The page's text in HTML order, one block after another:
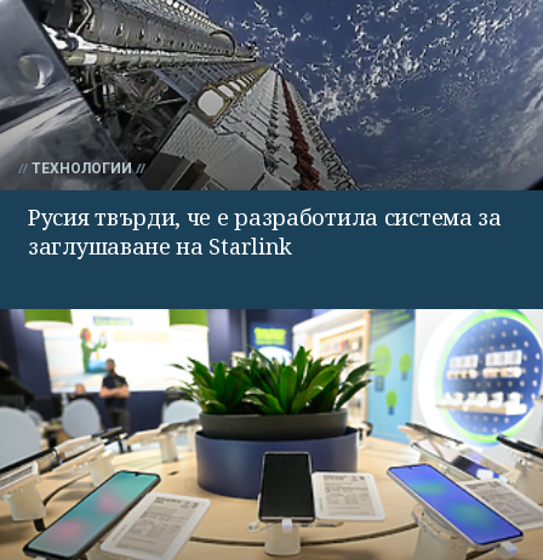
ТЕХНОЛОГИИ
Русия твърди, че е разработила система за
заглушаване на Starlink